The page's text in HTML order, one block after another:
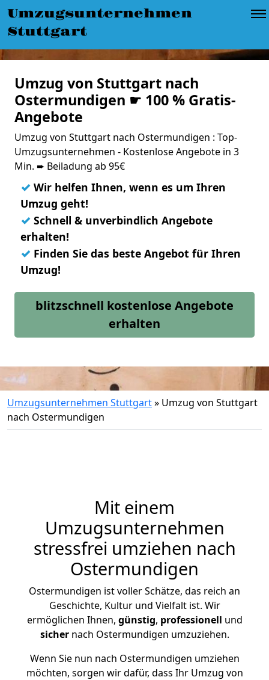
Umzugsunternehmen
Stuttgart
Umzug von Stuttgart nach
Ostermundigen ☛ 100 % Gratis-
Angebote
Umzug von Stuttgart nach Ostermundigen : Top-
Umzugsunternehmen - Kostenlose Angebote in 3
Min. ➨ Beiladung ab 95€
✓ Wir helfen Ihnen, wenn es um Ihren
Umzug geht!
✓ Schnell & unverbindlich Angebote
erhalten!
✓ Finden Sie das beste Angebot für Ihren
Umzug!
blitzschnell kostenlose Angebote
erhalten
Umzugsunternehmen Stuttgart» Umzug von Stuttgart
nach Ostermundigen
Mit einem
Umzugsunternehmen
stressfrei umziehen nach
Ostermundigen
Ostermundigen ist voller Schätze, das reich an
Geschichte, Kultur und Vielfalt ist. Wir
ermöglichen Ihnen, günstig, professionell und
sichernach Ostermundigen umzuziehen.
Wenn Sie nun nach Ostermundigen umziehen
möchten, sorgen wir dafür, dass Ihr Umzug von